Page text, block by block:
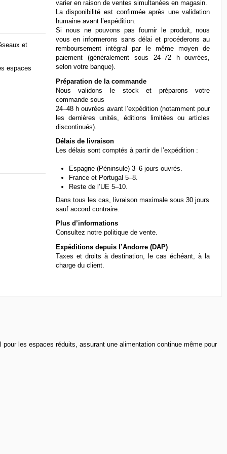
et
espaces
varier en raison de ventes simultanées en magasin.
La disponibilité est confirmée après une validation
humaine avant l’expédition.
Si nous ne pouvons pas fournir le produit, nous
vous en informerons sans délai et procéderons au
remboursement intégral par le même moyen de
paiement (généralement sous 24–72 h ouvrées,
selon votre banque).
Préparation de la commande
Nous validons le stock et préparons votre
commande sous
24–48 h ouvrées avant l’expédition (notamment pour
les dernières unités, éditions limitées ou articles
discontinués).
Délais de livraison
Les délais sont comptés à partir de l’expédition :
Espagne (Péninsule) 3–6 jours ouvrés.
France et Portugal 5–8.
Reste de l’UE 5–10.
Dans tous les cas, livraison maximale sous 30 jours
sauf accord contraire.
Plus d’informations
Consultez notre politique de vente.
Expéditions depuis l’Andorre (DAP)
Taxes et droits à destination, le cas échéant, à la
charge du client.
les espaces réduits, assurant une alimentation continue même pour